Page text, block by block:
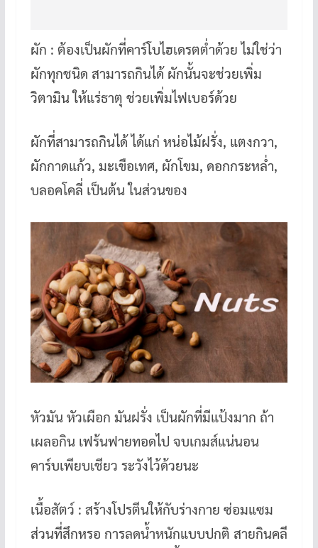
ผัก : ต้องเป็นผักที่คาร์โบไฮเดรตต่ำด้วย ไม่ใช่ว่า
ผักทุกชนิด สามารถกินได้ ผักนั้นจะช่วยเพิ่ม
วิตามิน ให้แร่ธาตุ ช่วยเพิ่มไฟเบอร์ด้วย
ผักที่สามารถกินได้ ได้แก่ หน่อไม้ฝรั่ง, แตงกวา,
ผักกาดแก้ว, มะเขือเทศ, ผักโขม, ดอกกระหล่ำ,
บลอคโคลี่ เป็นต้น ในส่วนของ
หัวมัน หัวเผือก มันฝรั่ง เป็นผักที่มีแป้งมาก ถ้า
เผลอกิน เฟร้นฟายทอดไป จบเกมส์แน่นอน
คาร์บเพียบเชียว ระวังไว้ด้วยนะ
เนื้อสัตว์ : สร้างโปรตีนให้กับร่างกาย ซ่อมแซม
ส่วนที่สึกหรอ การลดน้ำหนักแบบปกติ สายกินคลี